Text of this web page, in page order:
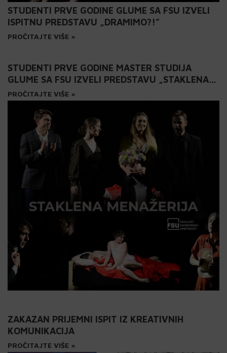
STUDENTI PRVE GODINE GLUME SA FSU IZVELI
ISPITNU PREDSTAVU „DRAMIMO?!”
PROČITAJTE VIŠE »
STUDENTI PRVE GODINE MASTER STUDIJA
GLUME SA FSU IZVELI PREDSTAVU „STAKLENA
MENAŽERIJA”
PROČITAJTE VIŠE »
ZAKAZAN PRIJEMNI ISPIT IZ KREATIVNIH
KOMUNIKACIJA
PROČITAJTE VIŠE »